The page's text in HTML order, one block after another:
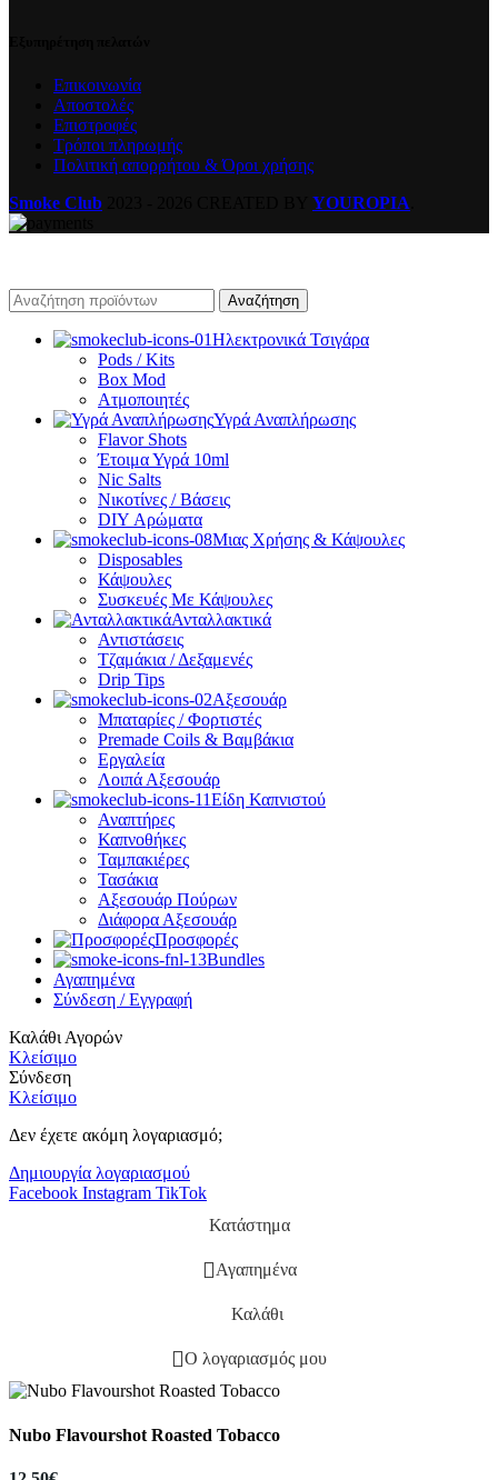
Επικοινωνία
Αποστολές
Επιστροφές
Τρόποι πληρωμής
Πολιτική απορρήτου & Όροι χρήσης
Smoke Club
YOUROPIA
Αναζήτηση
Ηλεκτρονικά Τσιγάρα
Pods / Kits
Box Mod
Ατμοποιητές
Υγρά Αναπλήρωσης
Flavor Shots
Έτοιμα Υγρά 10ml
Nic Salts
Νικοτίνες / Βάσεις
DIY Αρώματα
Μιας Χρήσης & Κάψουλες
Disposables
Κάψουλες
Συσκευές Με Κάψουλες
Ανταλλακτικά
Αντιστάσεις
Τζαμάκια / Δεξαμενές
Drip Tips
Αξεσουάρ
Μπαταρίες / Φορτιστές
Premade Coils & Βαμβάκια
Εργαλεία
Λοιπά Αξεσουάρ
Είδη Καπνιστού
Αναπτήρες
Καπνοθήκες
Ταμπακιέρες
Τασάκια
Αξεσουάρ Πούρων
Διάφορα Αξεσουάρ
Προσφορές
Bundles
Αγαπημένα
Σύνδεση / Εγγραφή
Καλάθι Αγορών
Κλείσιμο
Σύνδεση
Κλείσιμο
Δεν έχετε ακόμη λογαριασμό;
Δημιουργία λογαριασμού
Facebook Instagram TikTok
Κατάστημα
Αγαπημένα
Καλάθι
Ο λογαριασμός μου
Nubo Flavourshot Roasted Tobacco